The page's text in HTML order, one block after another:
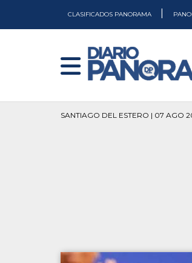
CLASIFICADOS PANORAMA
SANTIAGO DEL ESTERO | 07 AGO